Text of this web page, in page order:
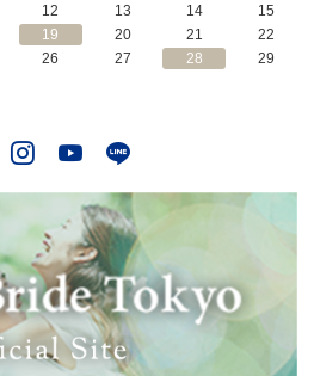
12 13 14
15
19 20 21
22
26 27 28
29
TwitterInstagram
YouTube